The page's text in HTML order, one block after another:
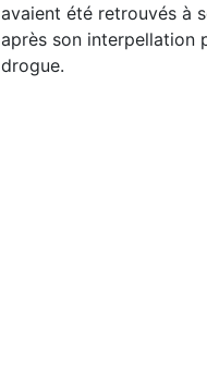
avaient été retrouvés à
après son interpellation
drogue.